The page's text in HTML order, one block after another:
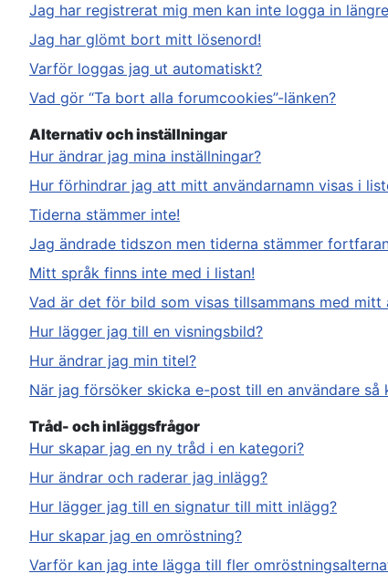
Jag har registrerat mig men kan inte logga in
Jag har glömt bort mitt lösenord!
Varför loggas jag ut automatiskt?
Vad gör “Ta bort alla forumcookies”-länken?
Alternativ och inställningar
Hur ändrar jag mina inställningar?
Hur förhindrar jag att mitt användarnamn visas i
Tiderna stämmer inte!
Jag ändrade tidszon men tiderna stämmer
Mitt språk finns inte med i listan!
Vad är det för bild som visas tillsammans med mitt
Hur lägger jag till en visningsbild?
Hur ändrar jag min titel?
När jag försöker skicka e-post till en användare
Tråd- och inläggsfrågor
Hur skapar jag en ny tråd i en kategori?
Hur ändrar och raderar jag inlägg?
Hur lägger jag till en signatur till mitt inlägg?
Hur skapar jag en omröstning?
Varför kan jag inte lägga till fler